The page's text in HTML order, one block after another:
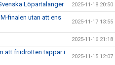
Löpartalanger 2025-11-18 20:50
finalen utan att ens
2025-11-17 13:55
2025-11-16 21:18
att friidrotten tappar i
2025-11-15 12:07